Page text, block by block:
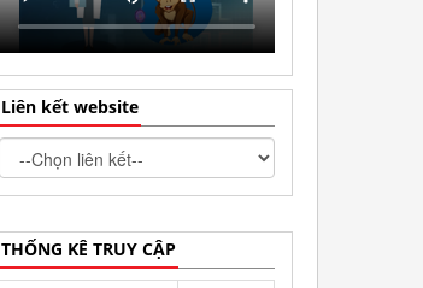
Liên kết website
THỐNG KÊ TRUY CẬP